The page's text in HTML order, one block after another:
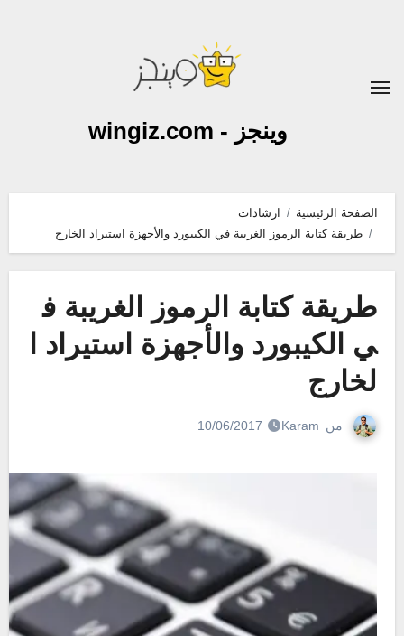
وينجز - wingiz.com
الصفحة الرئيسية
ارشادات
طريقة كتابة الرموز الغريبة في الكيبورد والأجهزة استيراد الخارج
طريقة كتابة الرموز الغريبة ف
ي الكيبورد والأجهزة استيراد ا
لخارج
من Karam
10/06/2017